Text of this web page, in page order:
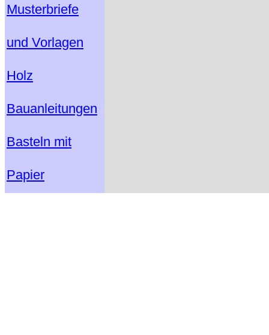
Musterbriefe
und Vorlagen
Holz
Bauanleitungen
Basteln mit
Papier